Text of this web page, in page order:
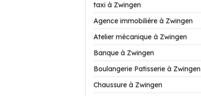
taxi à Zwingen
Agence immobilière à Zwingen
Atelier mécanique à Zwingen
Banque à Zwingen
Boulangerie Patisserie à Zwingen
Chaussure à Zwingen